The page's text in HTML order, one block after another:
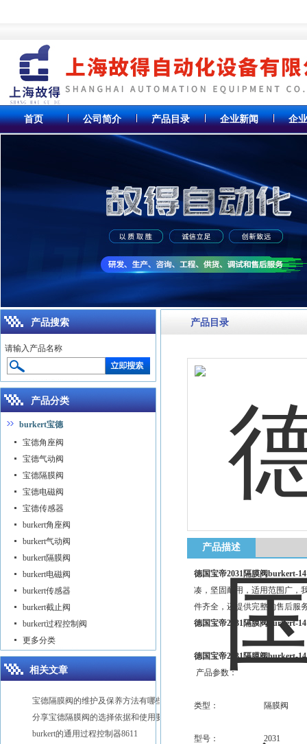
首页 公司简介 产品目录 企业新闻 企
产品目录
产品描述
德国宝帝2031隔膜阀burkert-
凑，坚固耐用，适用范围广，
件齐全，还提供完整的售后服
德国宝帝2031隔膜阀burkert-
德国宝帝2031隔膜阀burkert-
产品参数：
类型： 隔膜阀
型号： 2031
产品搜索
请输入产品名称
产品分类
burkert宝德
宝德角座阀
宝德气动阀
宝德隔膜阀
宝德电磁阀
宝德传感器
burkert角座阀
burkert气动阀
burkert隔膜阀
burkert电磁阀
burkert传感器
burkert截止阀
burkert过程控制阀
更多分类
相关文章
宝德隔膜阀的维护及保养方法有哪些
分享宝德隔膜阀的选择依据和使用要点
burkert的通用过程控制器8611